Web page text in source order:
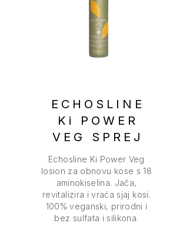
ECHOSLINE
Ki POWER
VEG SPREJ
Echosline Ki Power Veg
losion za obnovu kose s 18
aminokiselina. Jača,
revitalizira i vraća sjaj kosi.
100% veganski, prirodni i
bez sulfata i silikona.